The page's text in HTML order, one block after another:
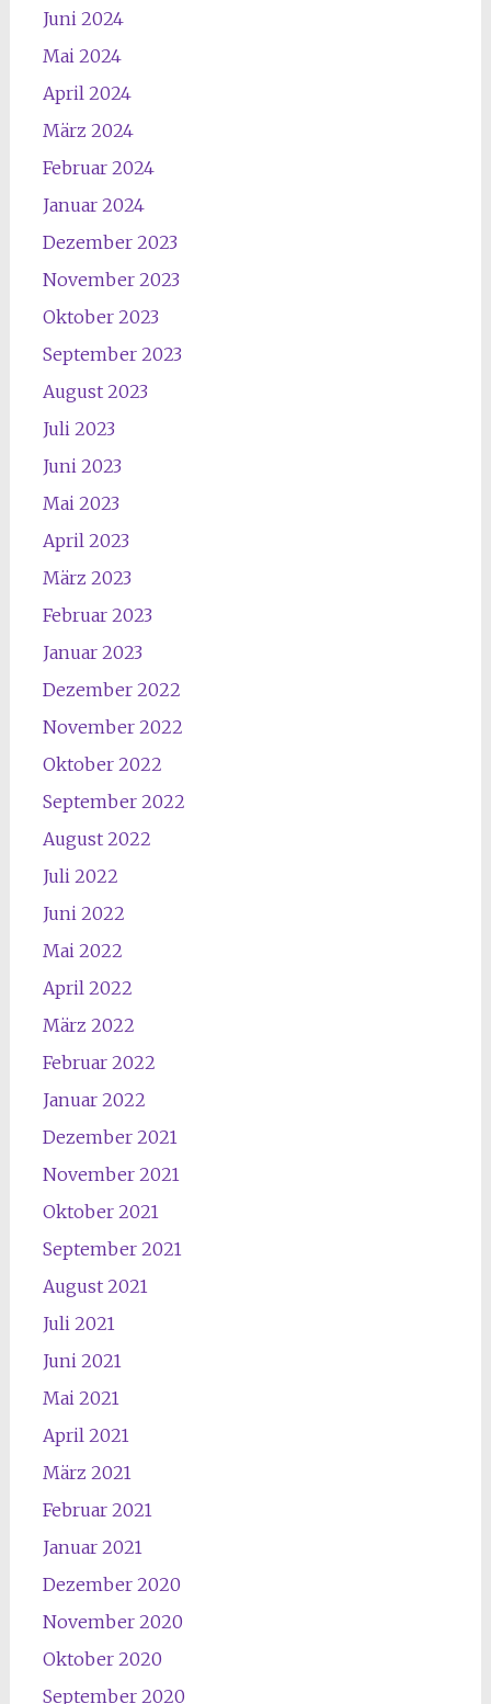
Juni 2024
Mai 2024
April 2024
März 2024
Februar 2024
Januar 2024
Dezember 2023
November 2023
Oktober 2023
September 2023
August 2023
Juli 2023
Juni 2023
Mai 2023
April 2023
März 2023
Februar 2023
Januar 2023
Dezember 2022
November 2022
Oktober 2022
September 2022
August 2022
Juli 2022
Juni 2022
Mai 2022
April 2022
März 2022
Februar 2022
Januar 2022
Dezember 2021
November 2021
Oktober 2021
September 2021
August 2021
Juli 2021
Juni 2021
Mai 2021
April 2021
März 2021
Februar 2021
Januar 2021
Dezember 2020
November 2020
Oktober 2020
September 2020